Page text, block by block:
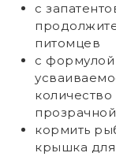
с
питомцев
с формулой
кормить
крышка